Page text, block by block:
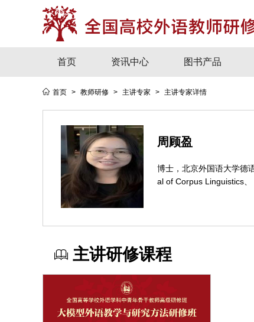
首页 资讯中心 图书产品
首页 > 教师研修 > 主讲专家 > 主讲专家详情
周顾盈
博士，北京外国语大学德
al of Corpus Linguistics、
主讲研修课程